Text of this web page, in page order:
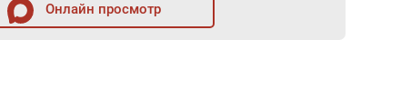
Онлайн просмотр